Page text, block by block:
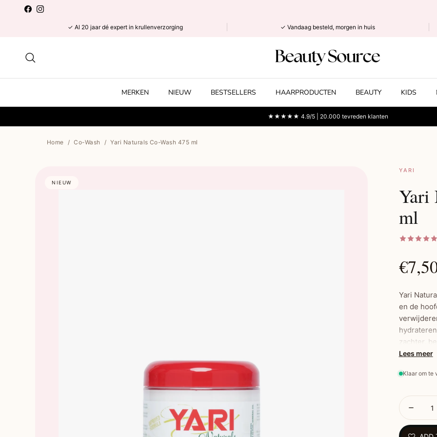
Ga naar inhoud
FacebookInstagram
✓ Al 20 jaar dé expert in krullenverzorging ✓ Vandaag besteld, morgen in huis
MERKEN NIEUW BESTSELLERS HAARPRODUCTEN BEAUTY KIDS
★★★★★ 4.9/5 | 20.000 tevreden klanten
Home / Co-Wash / Yari Naturals Co-Wash 475 ml
NIEUW
YARI
Yari
ml
Yari
en de
zachter,
het haar
Lees meer
Klaar om te